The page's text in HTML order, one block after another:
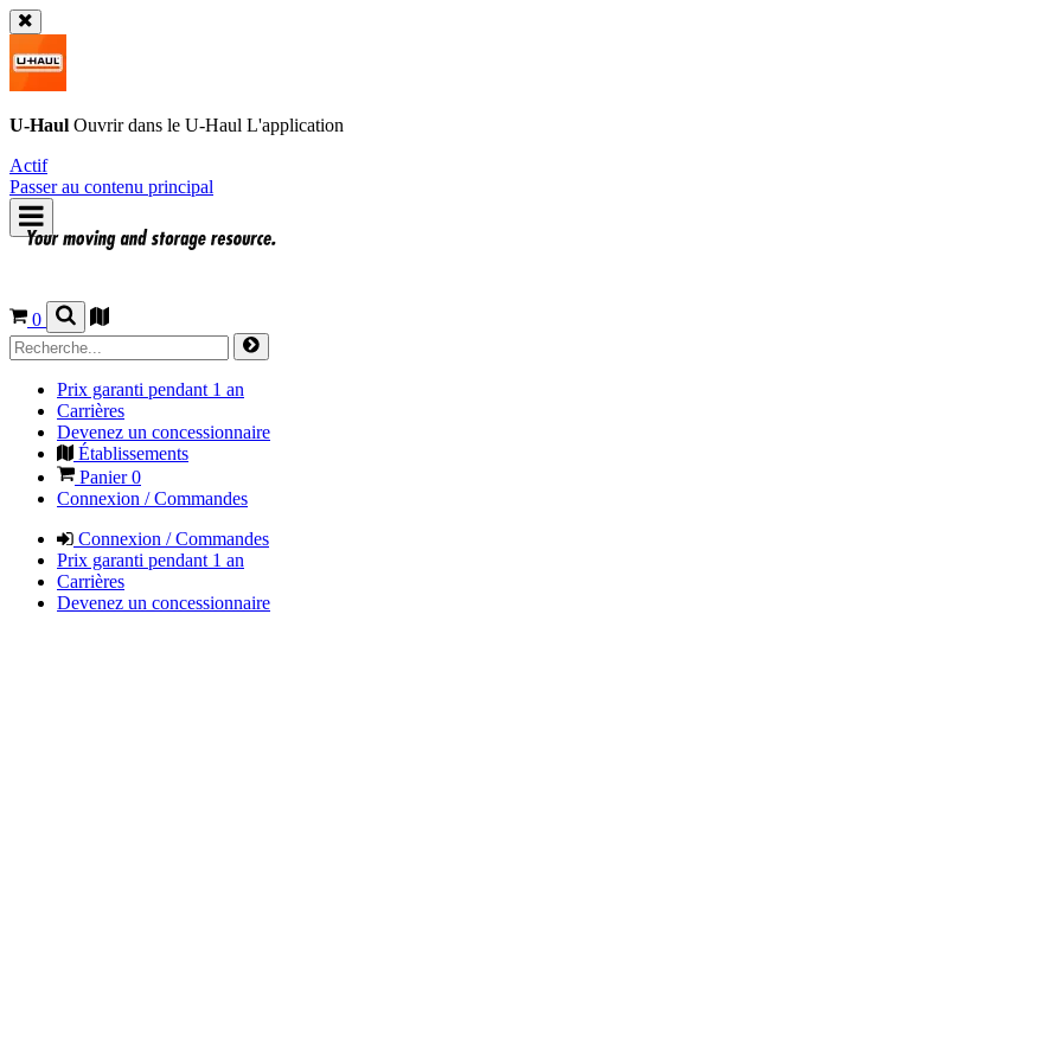
U-Haul Ouvrir dans le U-Haul L'application
Actif
Passer au contenu principal
0
Prix garanti pendant 1 an
Carrières
Devenez un concessionnaire
Établissements
Panier0
Connexion / Commandes
Connexion / Commandes
Prix garanti pendant 1 an
Carrières
Devenez un concessionnaire